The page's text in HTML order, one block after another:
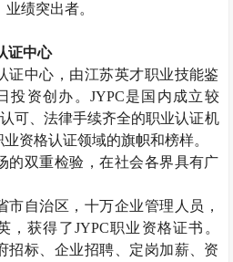
绩突出者。
证中心
证中心，由江苏英才职业技能鉴
投资创办。 JYPC是国内成立较
可、法律手续齐全的职业认证机
资格认证领域的旗帜和榜样。
的双重检验，在社会各界具有广
市自治区，十万企业管理人员，
，获得了JYPC职业资格证书。
招标、企业招聘、定岗加薪、资